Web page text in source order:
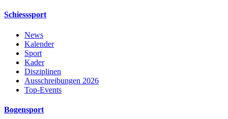
Schiesssport
News
Kalender
Sport
Kader
Disziplinen
Ausschreibungen 2026
Top-Events
Bogensport